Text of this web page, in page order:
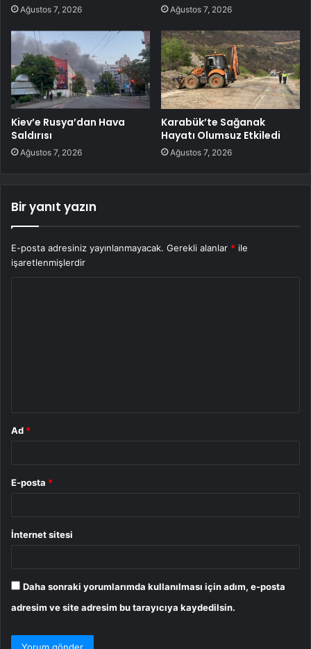
Ağustos 7, 2026 Ağustos 7, 2026
Kiev’e Rusya’dan Hava
Saldırısı
Ağustos 7, 2026
Karabük’te Sağanak
Hayatı Olumsuz Etkiledi
Ağustos 7, 2026
Bir yanıt yazın
E-posta adresiniz yayınlanmayacak. Gerekli alanlar * ile
işaretlenmişlerdir
Ad *
E-posta *
İnternet sitesi
Daha sonraki yorumlarımda kullanılması için adım, e-posta
adresim ve site adresim bu tarayıcıya kaydedilsin.